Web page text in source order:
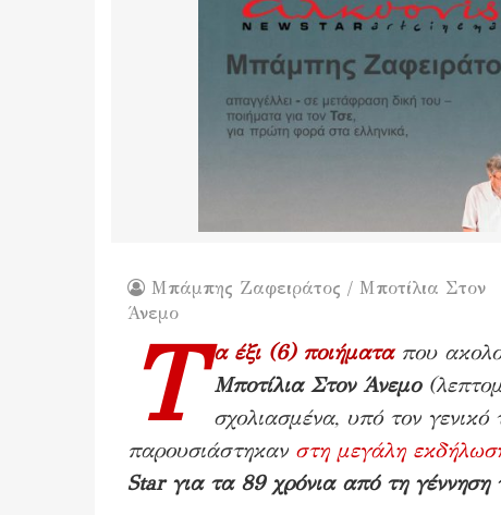
Μπάμπης Ζαφειράτος / Μποτίλια Στον
Άνεμο
Τ α έξι (6) ποιήματαπου
Μποτίλια Στον Άνεμο
σχολιασμένα, υπό τον γενικό
παρουσιάστηκανστη μεγάλη
Star για τα 89 χρόνια από τη γέννηση